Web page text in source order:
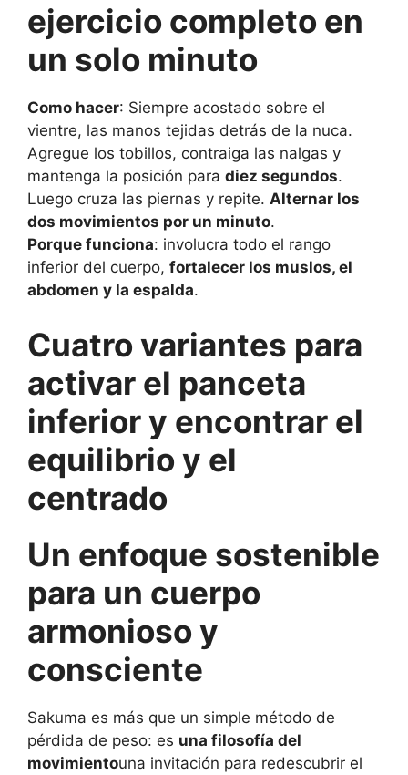
ejercicio completo en
un solo minuto
Como hacer: Siempre acostado sobre el
vientre, las manos tejidas detrás de la nuca.
Agregue los tobillos, contraiga las nalgas y
mantenga la posición para diez segundos.
Luego cruza las piernas y repite. Alternar los
dos movimientos por un minuto.
Porque funciona: involucra todo el rango
inferior del cuerpo, fortalecer los muslos, el
abdomen y la espalda.
Cuatro variantes para
activar el panceta
inferior y encontrar el
equilibrio y el
centrado
Un enfoque sostenible
para un cuerpo
armonioso y
consciente
Sakuma es más que un simple método de
pérdida de peso: es una filosofía del
movimientouna invitación para redescubrir el